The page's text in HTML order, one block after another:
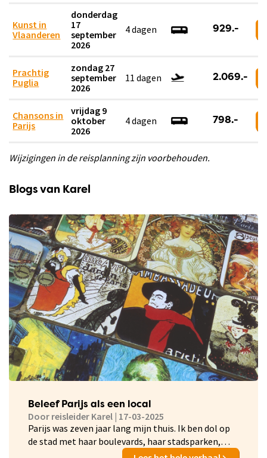
Kunst in
Vlaanderen
donderdag
17
september
2026
4 dagen 929.-
Prachtig
Puglia
zondag 27
september
2026
11 dagen 2.069.-
Chansons in
Parijs
vrijdag 9
oktober
2026
4 dagen 798.-
Wijzigingen in de reisplanning zijn voorbehouden.
Blogs van Karel
Beleef Parijs als een local
Door reisleider Karel | 17-03-2025
Parijs was zeven jaar lang mijn thuis. Ik ben dol op
de stad met haar boulevards, haar stadsparken,
brasserietjes en boekwinkels! Elke wijk is anders,